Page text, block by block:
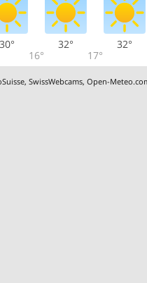
30°
16°
32°
17°
32°
,SwissWebcams,Open-